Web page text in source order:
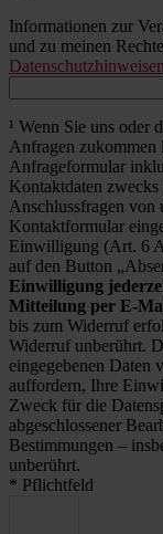
Informationen zur
und zu meinen
Datenschutzhinweisen
¹ Wenn Sie uns
Anfragen zukommen
Anfrageformular
Kontaktdaten
Anschlussfragen von
Kontaktformular
Einwilligung (Art. 6
auf den Button
Einwilligung
Mitteilung per E-
bis zum Widerruf
Widerruf unberührt.
eingegebenen Daten
auffordern, Ihre
Zweck für die
abgeschlossener
Bestimmungen –
unberührt.
* Pflichtfeld